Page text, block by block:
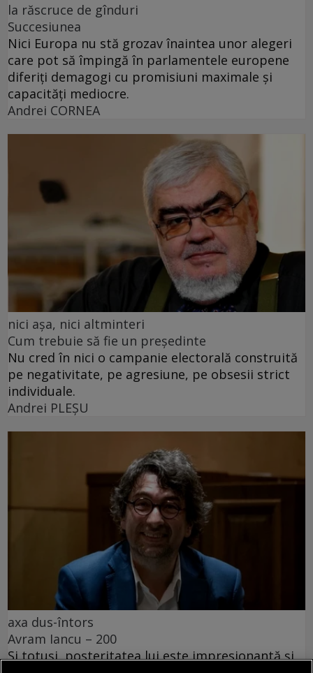
la răscruce de gînduri
Succesiunea
Nici Europa nu stă grozav înaintea unor alegeri
care pot să împingă în parlamentele europene
diferiți demagogi cu promisiuni maximale și
capacități mediocre.
Andrei CORNEA
nici așa, nici altminteri
Cum trebuie să fie un președinte
Nu cred în nici o campanie electorală construită
pe negativitate, pe agresiune, pe obsesii strict
individuale.
Andrei PLEŞU
axa dus-întors
Avram Iancu – 200
Și totuși, posteritatea lui este impresionantă și